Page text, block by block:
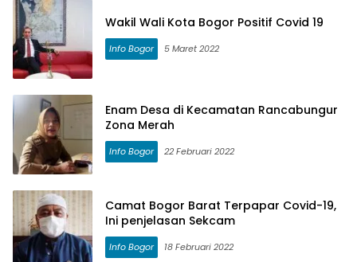
Wakil Wali Kota Bogor Positif Covid 19
Info Bogor 5 Maret 2022
Enam Desa di Kecamatan Rancabungur
Zona Merah
Info Bogor 22 Februari 2022
Camat Bogor Barat Terpapar Covid-19,
Ini penjelasan Sekcam
Info Bogor 18 Februari 2022